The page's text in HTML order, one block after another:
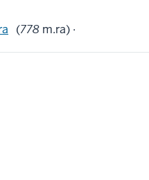
(778 m.ra) ·